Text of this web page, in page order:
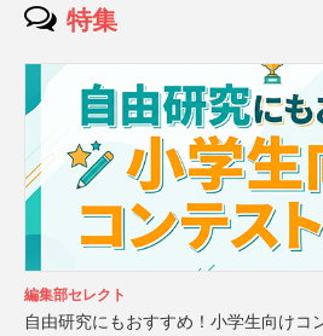
特集
編集部セレクト
自由研究にもおすすめ！小学生向けコ